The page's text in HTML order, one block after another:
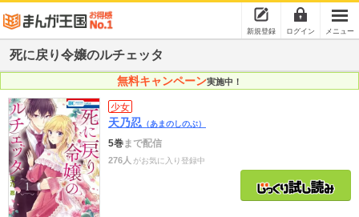
新規登録 ログイン メニュー
死に戻り令嬢のルチェッタ
無料キャンペーン実施中！
少女
天乃忍 （あまのしのぶ）
5巻まで配信
276人 がお気に入り登録中